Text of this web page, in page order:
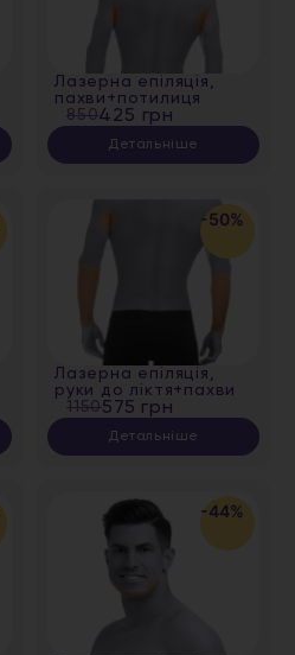
Лазерна епіляція,
пахви+потилиця
850425 грн
Детальніше
Лазерна епіляція,
руки до ліктя+пахви
1150575 грн
Детальніше
-50%
-44%